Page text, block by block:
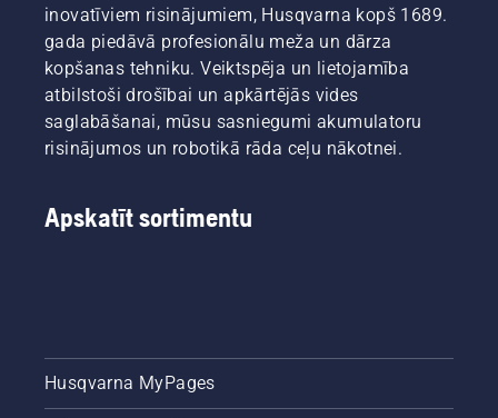
inovatīviem risinājumiem, Husqvarna kopš 1689.
gada piedāvā profesionālu meža un dārza
kopšanas tehniku. Veiktspēja un lietojamība
atbilstoši drošībai un apkārtējās vides
saglabāšanai, mūsu sasniegumi akumulatoru
risinājumos un robotikā rāda ceļu nākotnei.
Apskatīt sortimentu
Husqvarna MyPages